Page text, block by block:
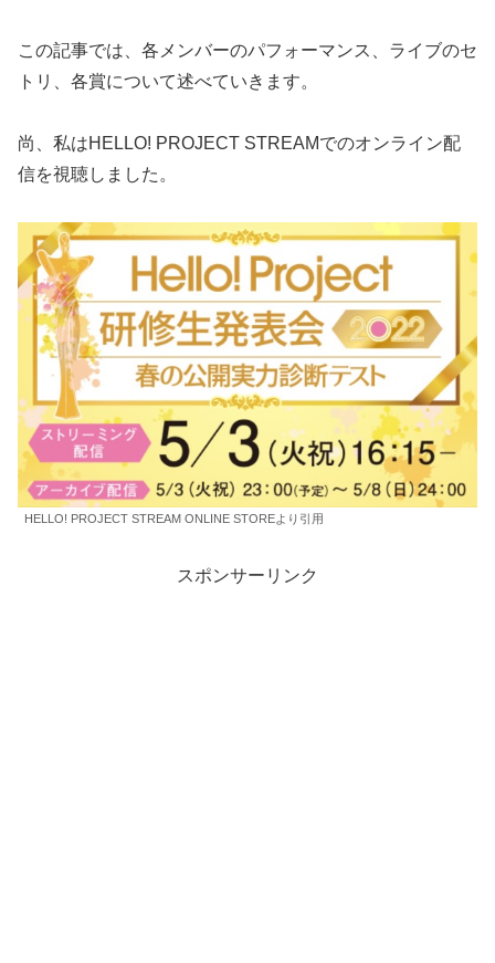
この記事では、各メンバーのパフォーマンス、ライブのセ
トリ、各賞について述べていきます。
尚、私はHELLO! PROJECT STREAMでのオンライン配
信を視聴しました。
HELLO! PROJECT STREAM ONLINE STOREより引用
スポンサーリンク